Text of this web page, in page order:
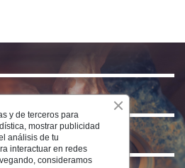
y de terceros para
mostrar publicidad
análisis de tu
interactuar en redes
consideramos